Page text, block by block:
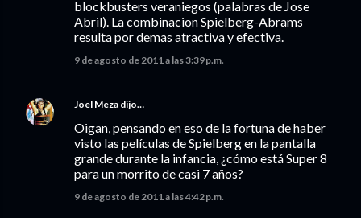
blockbusters veraniegos (palabras de Jose
Abril). La combinacion Spielberg-Abrams
resulta por demas atractiva y efectiva.
9 de agosto de 2011 a las 3:39 p.m.
Joel Meza dijo…
Oigan, pensando en eso de la fortuna de haber
visto las películas de Spielberg en la pantalla
grande durante la infancia, ¿cómo está Super 8
para un morrito de casi 7 años?
9 de agosto de 2011 a las 4:42 p.m.